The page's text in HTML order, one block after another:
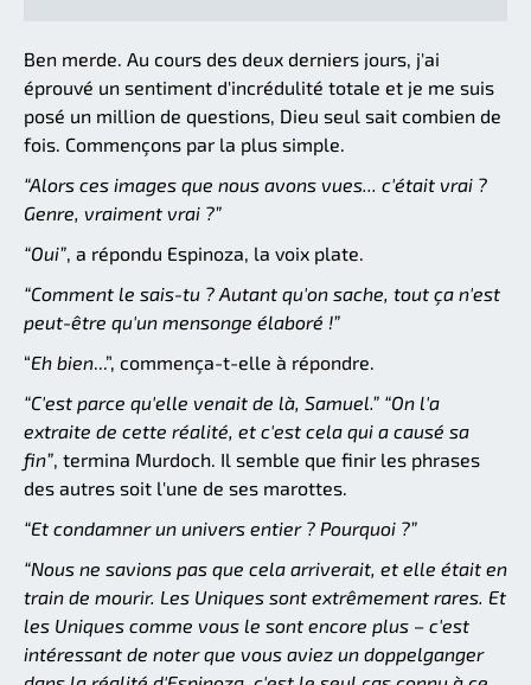
Ben merde. Au cours des deux derniers jours, j'ai
éprouvé un sentiment d'incrédulité totale et je me suis
posé un million de questions, Dieu seul sait combien de
fois. Commençons par la plus simple.
“Alors ces images que nous avons vues... c'était vrai ?
Genre, vraiment vrai ?”
“Oui” , a répondu Espinoza, la voix plate.
“Comment le sais-tu ? Autant qu'on sache, tout ça n'est
peut-être qu'un mensonge élaboré !”
“Eh bien ...”, commença-t-elle à répondre.
“C'est parce qu'elle venait de là, Samuel.” “On l'a
extraite de cette réalité, et c'est cela qui a causé sa
fin” , termina Murdoch. Il semble que finir les phrases
des autres soit l'une de ses marottes.
“Et condamner un univers entier ? Pourquoi ?”
“Nous ne savions pas que cela arriverait, et elle était en
train de mourir. Les Uniques sont extrêmement rares. Et
les Uniques comme vous le sont encore plus – c'est
intéressant de noter que vous aviez un doppelganger